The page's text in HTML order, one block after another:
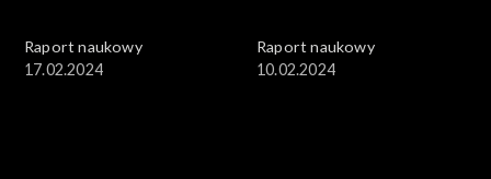
Raport naukowy
17.02.2024
Raport naukowy
10.02.2024